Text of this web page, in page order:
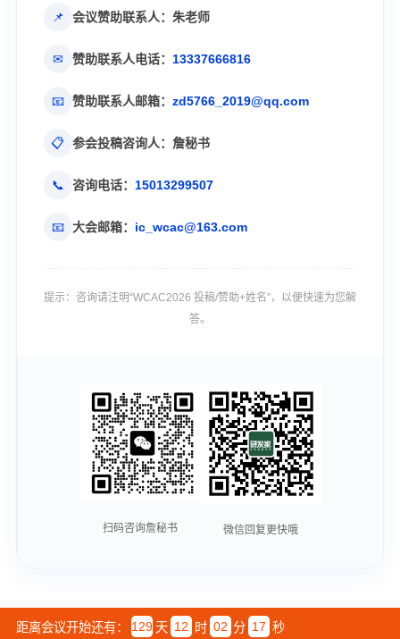
📌 会议赞助联系人：朱老师
✉ 赞助联系人电话： 13337666816
📧 赞助联系人邮箱： zd5766_2019@qq.com
📋 参会投稿咨询人：詹秘书
📞 咨询电话： 15013299507
📧 大会邮箱： ic_wcac@163.com
提示：咨询请注明“WCAC2026 投稿/赞助+姓名”，以便快速为您解
答。
扫码咨询詹秘书 微信回复更快哦
距离会议开始还有： 129 天 12 时 02 分 15 秒